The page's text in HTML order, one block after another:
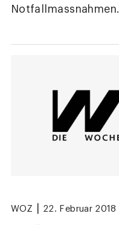
Notfallmassnahmen.
WOZ 22. Februar 2018